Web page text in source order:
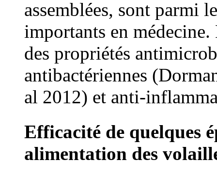
assemblées, sont parmi
importants en médecine.
des propriétés
antibactériennes
al 2012) et anti-
Efficacité de quelques
alimentation des